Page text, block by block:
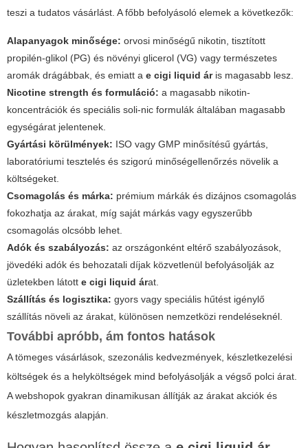
teszi a tudatos vásárlást. A főbb befolyásoló elemek a következők:
Alapanyagok minősége: orvosi minőségű nikotin, tisztított
propilén-glikol (PG) és növényi glicerol (VG) vagy természetes
aromák drágábbak, és emiatt a e cigi liquid áris magasabb lesz.
Nicotine strength és formuláció: a magasabb nikotin-
koncentrációk és speciális soli-nic formulák általában magasabb
egységárat jelentenek.
Gyártási körülmények: ISO vagy GMP minősítésű gyártás,
laboratóriumi tesztelés és szigorú minőségellenőrzés növelik a
költségeket.
Csomagolás és márka: prémium márkák és dizájnos csomagolás
fokozhatja az árakat, míg saját márkás vagy egyszerűbb
csomagolás olcsóbb lehet.
Adók és szabályozás: az országonként eltérő szabályozások,
jövedéki adók és behozatali díjak közvetlenül befolyásolják az
üzletekben látott e cigi liquid árat.
Szállítás és logisztika: gyors vagy speciális hűtést igénylő
szállítás növeli az árakat, különösen nemzetközi rendeléseknél.
További apróbb, ám fontos hatások
A tömeges vásárlások, szezonális kedvezmények, készletkezelési
költségek és a helyköltségek mind befolyásolják a végső polci árat.
A webshopok gyakran dinamikusan állítják az árakat akciók és
készletmozgás alapján.